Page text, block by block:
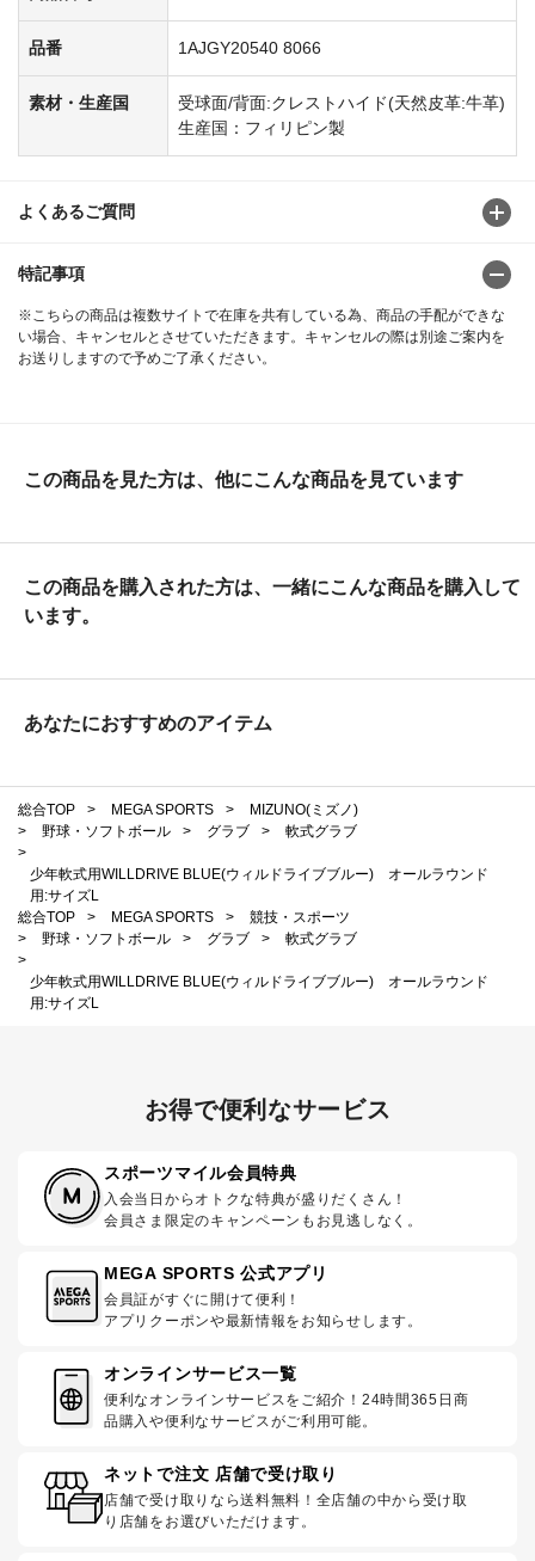
品番 1AJGY20540 8066
素材・生産国
受球面/背面:クレストハイド(天然皮革:牛革)
生産国：フィリピン製
よくあるご質問
特記事項
※こちらの商品は複数サイトで在庫を共有している為、商品の手配ができな
い場合、キャンセルとさせていただきます。キャンセルの際は別途ご案内を
お送りしますので予めご了承ください。
この商品を見た方は、他にこんな商品を見ています
この商品を購入された方は、一緒にこんな商品を購入して
います。
あなたにおすすめのアイテム
総合TOP > MEGA SPORTS >
MIZUNO(ミズノ)
>
野球・ソフトボール > グラブ >
軟式グラブ
>
少年軟式用WILLDRIVE BLUE(ウィルドライブブルー) オールラウンド
用:サイズL
総合TOP
> MEGA SPORTS >
競技・スポーツ
>
野球・ソフトボール > グラブ >
軟式グラブ
>
少年軟式用WILLDRIVE BLUE(ウィルドライブブルー) オールラウンド
用:サイズL
お得で便利なサービス
スポーツマイル会員特典
入会当日からオトクな特典が盛りだくさん！
会員さま限定のキャンペーンもお見逃しなく。
MEGA SPORTS 公式アプリ
会員証がすぐに開けて便利！
アプリクーポンや最新情報をお知らせします。
オンラインサービス一覧
便利なオンラインサービスをご紹介！24時間365日商
品購入や便利なサービスがご利用可能。
ネットで注文 店舗で受け取り
店舗で受け取りなら送料無料！全店舗の中から受け取
り店舗をお選びいただけます。